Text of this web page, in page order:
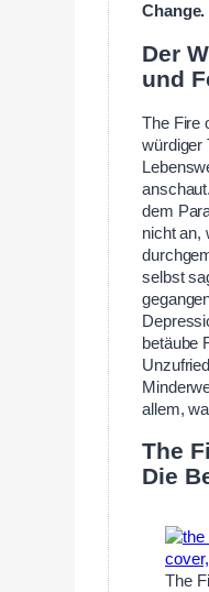
Change.
Der
und
The Fire
würdiger
dem
nicht an,
selbst
betäube
allem,
The
Die
The